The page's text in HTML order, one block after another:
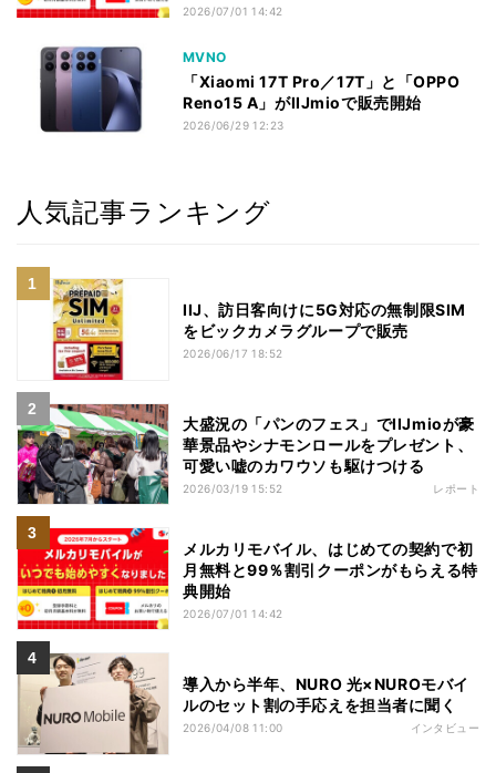
2026/07/01 14:42
MVNO
「Xiaomi 17T Pro／17T」と「OPPO
Reno15 A」がIIJmioで販売開始
2026/06/29 12:23
人気記事ランキング
IIJ、訪日客向けに5G対応の無制限SIM
をビックカメラグループで販売
2026/06/17 18:52
大盛況の「パンのフェス」でIIJmioが豪
華景品やシナモンロールをプレゼント、
可愛い嘘のカワウソも駆けつける
2026/03/19 15:52 レポート
メルカリモバイル、はじめての契約で初
月無料と99％割引クーポンがもらえる特
典開始
2026/07/01 14:42
導入から半年、NURO 光×NUROモバイ
ルのセット割の手応えを担当者に聞く
2026/04/08 11:00 インタビュー